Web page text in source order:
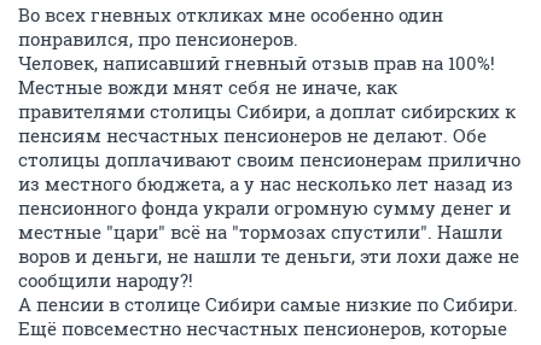
Во всех гневных откликах мне особенно один
понравился, про пенсионеров.
Человек, написавший гневный отзыв прав на 100%!
Местные вожди мнят себя не иначе, как
правителями столицы Сибири, а доплат сибирских к
пенсиям несчастных пенсионеров не делают. Обе
столицы доплачивают своим пенсионерам прилично
из местного бюджета, а у нас несколько лет назад из
пенсионного фонда украли огромную сумму денег и
местные "цари" всё на "тормозах спустили". Нашли
воров и деньги, не нашли те деньги, эти лохи даже не
сообщили народу?!
А пенсии в столице Сибири самые низкие по Сибири.
Ещё повсеместно несчастных пенсионеров, которые